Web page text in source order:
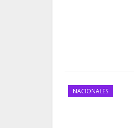
NACIONALES